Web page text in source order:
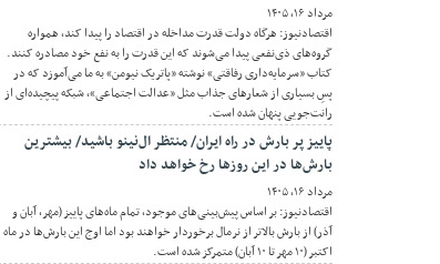
مرداد ۱۶, ۱۴۰۵
اقتصادنیوز: هرگاه دولت قدرت مداخله در اقتصاد را پیدا کند، همواره
گروه‌های ذی‌نفعی پیدا می‌شوند که این قدرت را به نفع خود مصادره کنند.
کتاب «سرمایه‌داری رفاقتی» نوشته «پاتریک نیومن» به ما می‌آموزد که در
پسِ بسیاری از شعارهای جذاب مثل «عدالت اجتماعی»، شبکه پیچیده‌ای از
رانت‌جویی پنهان شده است.
پاییز پر بارش در راه ایران/ منتظر ال‌نینو باشید/ بیشترین
بارش‌ها در این روزها رخ خواهد داد
مرداد ۱۶, ۱۴۰۵
اقتصادنیوز: بر اساس پیش‌بینی‌های موجود، تمام ماه‌های پاییز (مهر، آبان و
آذر) از بارش بالاتر از نرمال برخوردار خواهند بود اما اوج این بارش‌ها در ماه
اکتبر (۱۰ مهر تا ۱۰ آبان) متمرکز شده است.